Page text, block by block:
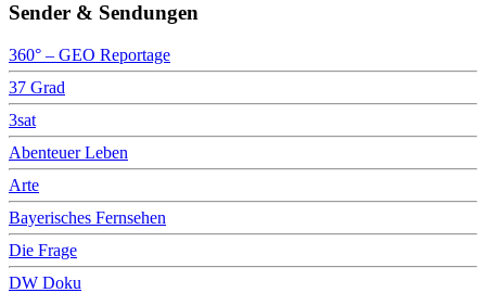
Sender & Sendungen
360° – GEO Reportage
37 Grad
3sat
Abenteuer Leben
Arte
Bayerisches Fernsehen
Die Frage
DW Doku